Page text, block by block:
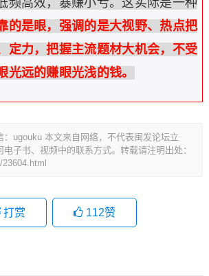
频高效，暴赚小亏。这实际是一种
的是眼，强调的是大视野、热点把
定力，把握主流题材大机会，不受
光远的赚眼光浅的钱。
：ugouku 本文来自网络，不代表闽发论坛立
子书、视频中的联系方式。转载请注明出处：
打赏 112赞